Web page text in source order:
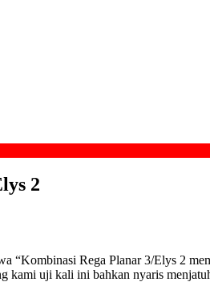
2
“Kombinasi Rega Planar 3/Elys 2
kami uji kali ini bahkan nyaris